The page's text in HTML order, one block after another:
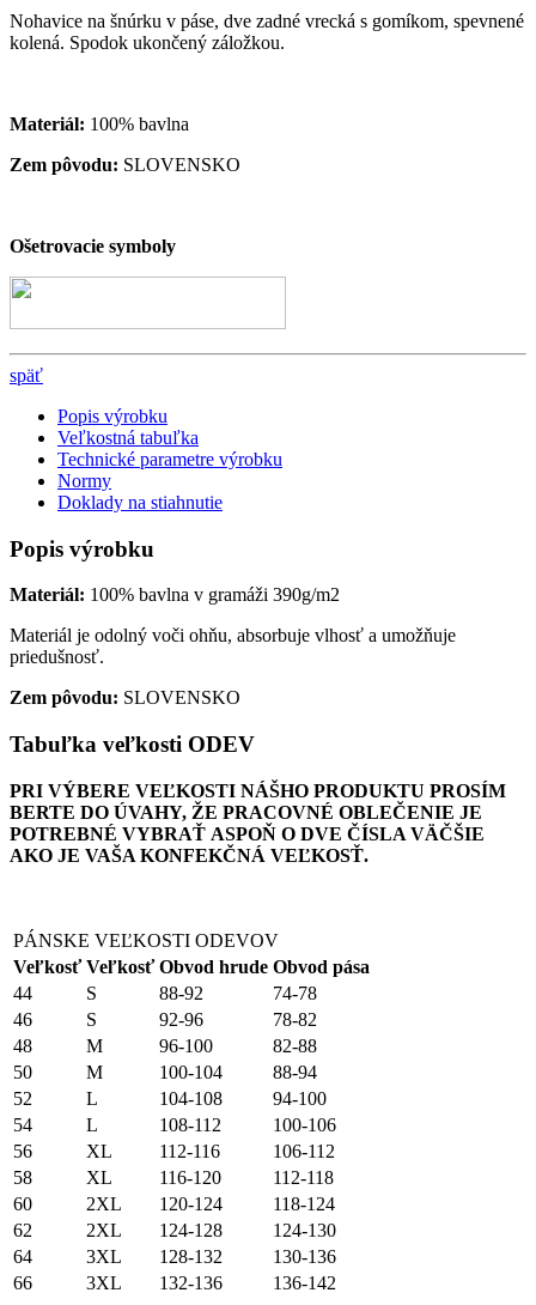
Nohavice na šnúrku v páse, dve zadné vrecká s gomíkom, spevnené
kolená. Spodok ukončený záložkou.
Materiál: 100% bavlna
Zem pôvodu: SLOVENSKO
Ošetrovacie symboly
späť
Popis výrobku
Veľkostná tabuľka
Technické parametre výrobku
Normy
Doklady na stiahnutie
Popis výrobku
Materiál: 100% bavlna v gramáži 390g/m2
Materiál je odolný voči ohňu, absorbuje vlhosť a umožňuje
priedušnosť.
Zem pôvodu: SLOVENSKO
Tabuľka veľkosti ODEV
PRI VÝBERE VEĽKOSTI NÁŠHO PRODUKTU PROSÍM
BERTE DO ÚVAHY, ŽE PRACOVNÉ OBLEČENIE JE
POTREBNÉ VYBRAŤ ASPOŇ O DVE ČÍSLA VÄČŠIE
AKO JE VAŠA KONFEKČNÁ VEĽKOSŤ.
PÁNSKE VEĽKOSTI ODEVOV
Veľkosť Veľkosť Obvod hrude Obvod pása
44
S 88-92
74-78
46
S 92-96
78-82
48
M 96-100
82-88
50
M 100-104
88-94
52
L 104-108
94-100
54
L 108-112
100-106
56
XL 112-116
106-112
58
XL 116-120
112-118
60
2XL 120-124
118-124
62
2XL 124-128
124-130
64
3XL 128-132
130-136
66
3XL 132-136 136-142